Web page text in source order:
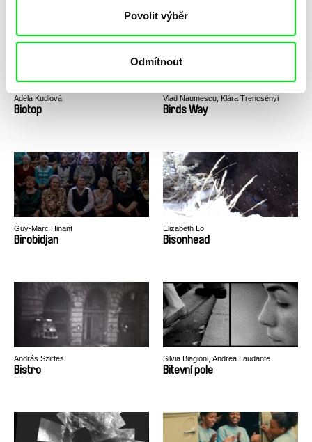
Povolit výběr
Odmítnout
Adéla Kudlová
Biotop
Vlad Naumescu, Klára Trencsényi
Birds Way
Guy-Marc Hinant
Birobidjan
Elizabeth Lo
Bisonhead
András Szirtes
Bistro
Silvia Biagioni, Andrea Laudante
Bitevní pole